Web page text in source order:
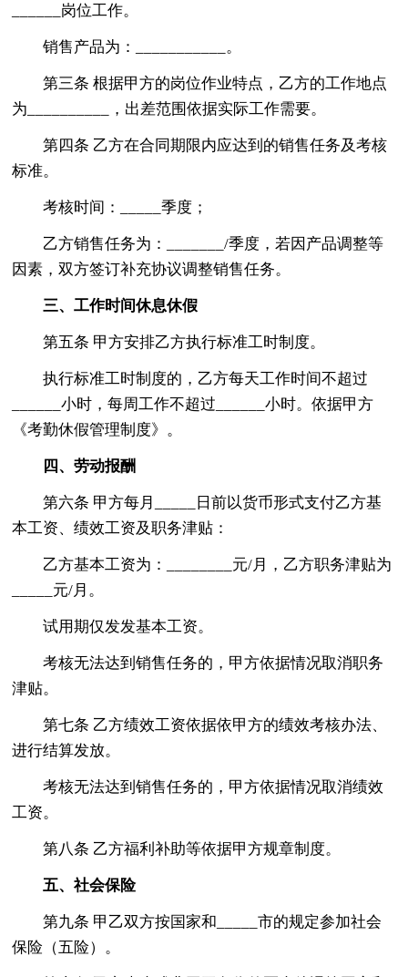
______岗位工作。
销售产品为：___________。
第三条 根据甲方的岗位作业特点，乙方的工作地点
为__________，出差范围依据实际工作需要。
第四条 乙方在合同期限内应达到的销售任务及考核
标准。
考核时间：_____季度；
乙方销售任务为：_______/季度，若因产品调整等
因素，双方签订补充协议调整销售任务。
三、工作时间休息休假
第五条 甲方安排乙方执行标准工时制度。
执行标准工时制度的，乙方每天工作时间不超过
______小时，每周工作不超过______小时。依据甲方
《考勤休假管理制度》。
四、劳动报酬
第六条 甲方每月_____日前以货币形式支付乙方基
本工资、绩效工资及职务津贴：
乙方基本工资为：________元/月，乙方职务津贴为
_____元/月。
试用期仅发发基本工资。
考核无法达到销售任务的，甲方依据情况取消职务
津贴。
第七条 乙方绩效工资依据依甲方的绩效考核办法、
进行结算发放。
考核无法达到销售任务的，甲方依据情况取消绩效
工资。
第八条 乙方福利补助等依据甲方规章制度。
五、社会保险
第九条 甲乙双方按国家和_____市的规定参加社会
保险（五险）。